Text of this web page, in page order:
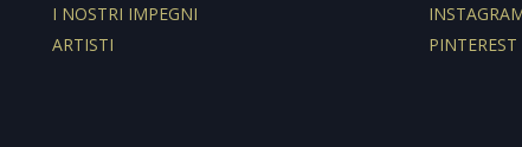
I NOSTRI IMPEGNI
ARTISTI
PINTEREST